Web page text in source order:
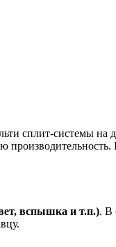
сплит-системы на
вспышка и т.п.). В